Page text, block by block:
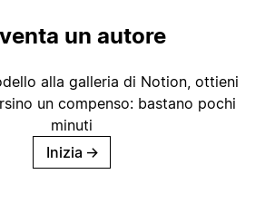
un autore
alla galleria di Notion, ottieni
un compenso: bastano pochi
minuti
Inizia →